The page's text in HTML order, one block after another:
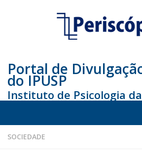
Portal de
do IPUSP
Instituto de Psicologia da
Home
SOCIEDADE